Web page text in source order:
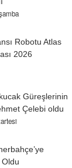
Robotu Atlas
2026
Güreşlerinin
Çelebi oldu